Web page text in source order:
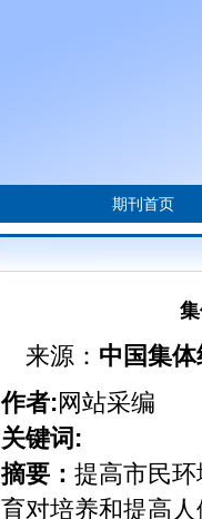
期刊首页
来源： 中国集
作者:网站采编
关键词:
摘要： 提高市民
育对培养和提高